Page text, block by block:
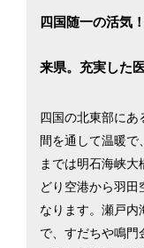
四国随一の活気
来県。充実した
四国の北東部にあ
間を通して温暖で
までは明石海峡
どり空港から羽田
なります。瀬戸内
で、すだちや鳴門